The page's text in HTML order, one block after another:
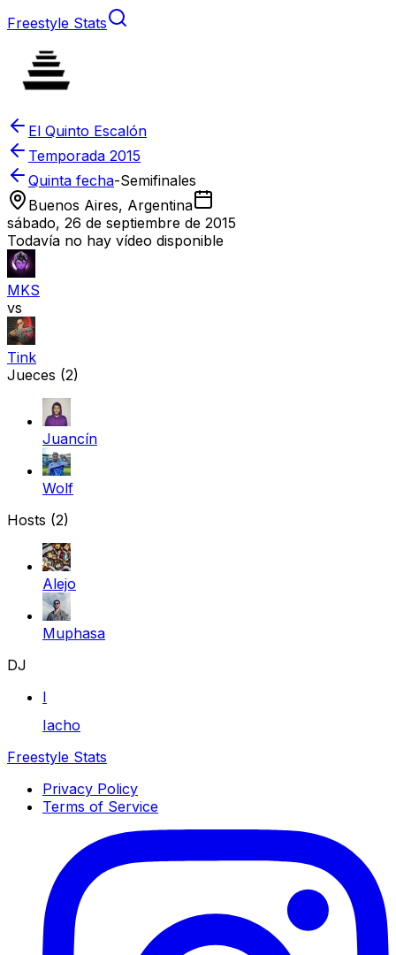
Freestyle Stats
El Quinto Escalón
Temporada 2015
Quinta fecha-Semifinales
Buenos Aires, Argentina
sábado, 26 de septiembre de 2015
Todavía no hay vídeo disponible
MKS
vs
Tink
Jueces (2)
Juancín
Wolf
Hosts (2)
Alejo
Muphasa
DJ
I
Iacho
Freestyle Stats
Privacy Policy
Terms of Service